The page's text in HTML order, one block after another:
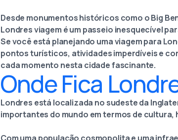
Desde monumentos históricos como o Big
Londres viagem é um passeio inesquecível
Se você está planejando uma viagem para
pontos turísticos, atividades imperdíveis e
cada momento nesta cidade fascinante.
Onde Fica
Londres está localizada no sudeste da
importantes do mundo em termos de cultura,
Com uma população cosmopolita e uma